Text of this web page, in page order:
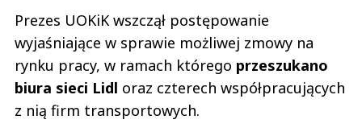
Prezes UOKiK wszczął postępowanie
wyjaśniające w sprawie możliwej zmowy na
rynku pracy, w ramach którego przeszukano
biura sieci Lidl oraz czterech współpracujących
z nią firm transportowych.